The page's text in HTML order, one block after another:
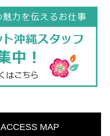
ACCESS MAP